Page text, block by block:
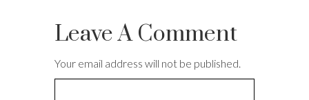
Leave A Comment
Your email address will not be published.